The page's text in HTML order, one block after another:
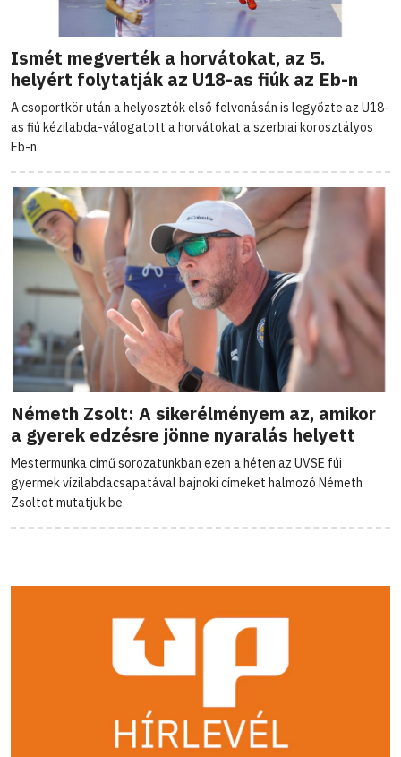
Ismét megverték a horvátokat, az 5.
helyért folytatják az U18-as fiúk az Eb-n
A csoportkör után a helyosztók első felvonásán is legyőzte az U18-
as fiú kézilabda-válogatott a horvátokat a szerbiai korosztályos
Eb-n.
Németh Zsolt: A sikerélményem az, amikor
a gyerek edzésre jönne nyaralás helyett
Mestermunka című sorozatunkban ezen a héten az UVSE fúi
gyermek vízilabdacsapatával bajnoki címeket halmozó Németh
Zsoltot mutatjuk be.